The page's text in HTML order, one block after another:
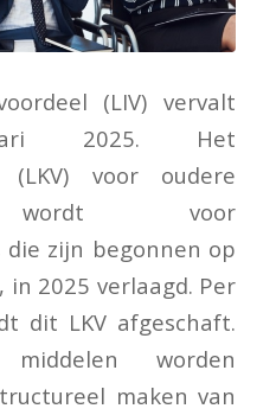
(LIV) vervalt
2025. Het
(LKV) voor oudere
wordt voor
zijn begonnen op
2025 verlaagd. Per
dit LKV afgeschaft.
worden
maken van